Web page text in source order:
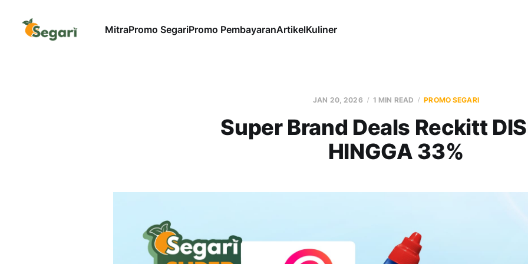
MitraPromo SegariPromo PembayaranArtikelKuliner
JAN 20, 2026 1 MIN READ PROMO SEGARI
Super Brand Deals Reckitt
HINGGA 33%